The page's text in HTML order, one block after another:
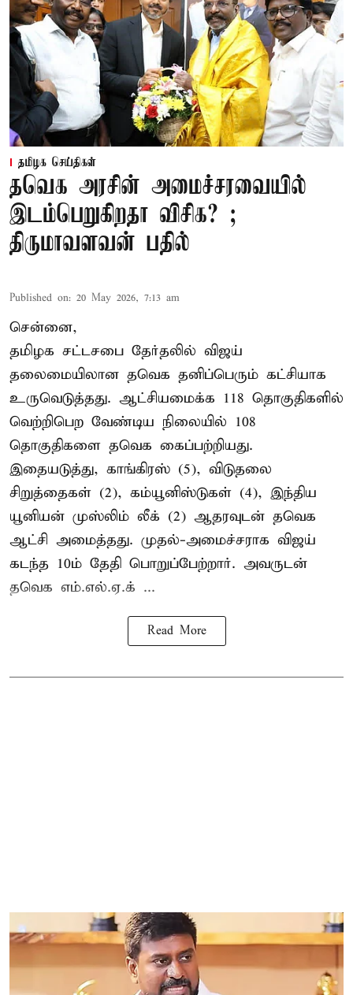
தமிழக செய்திகள்
தவெக அரசின் அமைச்சரவையில்
இடம்பெறுகிறதா விசிக? ;
திருமாவளவன் பதில்
Published on: 20 May 2026, 7:13 am
சென்னை,
தமிழக சட்டசபை தேர்தலில் விஜய்
தலைமையிலான தவெக தனிப்பெரும் கட்சியாக
உருவெடுத்தது. ஆட்சியமைக்க 118 தொகுதிகளில்
வெற்றிபெற வேண்டிய நிலையில் 108
தொகுதிகளை தவெக கைப்பற்றியது.
இதையடுத்து, காங்கிரஸ் (5), விடுதலை
சிறுத்தைகள் (2), கம்யூனிஸ்டுகள் (4), இந்திய
யூனியன் முஸ்லிம் லீக் (2) ஆதரவுடன் தவெக
ஆட்சி அமைத்தது. முதல்-அமைச்சராக விஜய்
கடந்த 10ம் தேதி பொறுப்பேற்றார். அவருடன்
தவெக எம்.எல்.ஏ.க் ...
Read More